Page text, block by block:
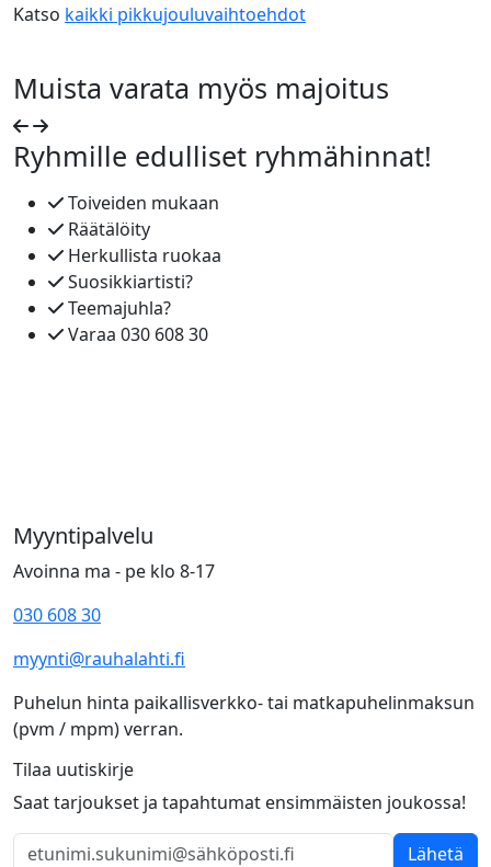
Katso kaikki pikkujouluvaihtoehdot
Muista varata myös majoitus
Ryhmille edulliset ryhmähinnat!
Toiveiden mukaan
Räätälöity
Herkullista ruokaa
Suosikkiartisti?
Teemajuhla?
Varaa 030 608 30
Myyntipalvelu
Avoinna ma - pe klo 8-17
030 608 30
myynti@rauhalahti.fi
Puhelun hinta paikallisverkko- tai matkapuhelinmaksun
(pvm / mpm) verran.
Tilaa uutiskirje
Saat tarjoukset ja tapahtumat ensimmäisten joukossa!
Lähetä